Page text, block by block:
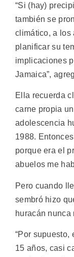
“Si (hay)
también se
climático, a los
planificar su
implicaciones
Jamaica”,
Ella recuerda
carne propia
adolescencia
1988.
porque era el
abuelos me
Pero cuando
sembró hizo
huracán nunca
“Por supuesto,
15 años, casi